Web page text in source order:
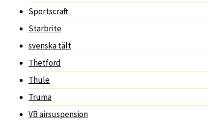
Sportscraft
Starbrite
svenska tält
Thetford
Thule
Truma
VB airsuspension